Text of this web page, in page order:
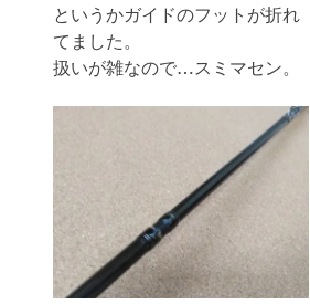
というかガイドのフットが折れ
てました。
扱いが雑なので…スミマセン。